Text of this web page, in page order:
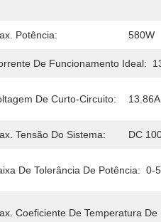
Potência: 580W
De Funcionamento Ideal:
De Curto-Circuito: 13.86A
Tensão Do Sistema: DC
De Tolerância De Potência: 0-
Coeficiente De Temperatura De